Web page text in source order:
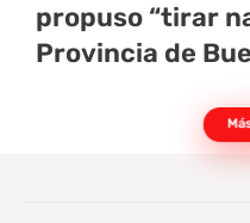
propuso “tirar
Provincia de